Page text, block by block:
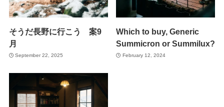
そうだ長野に行こう 案9
月
September 22, 2025
Which to buy, Generic
Summicron or Summilux?
February 12, 2024